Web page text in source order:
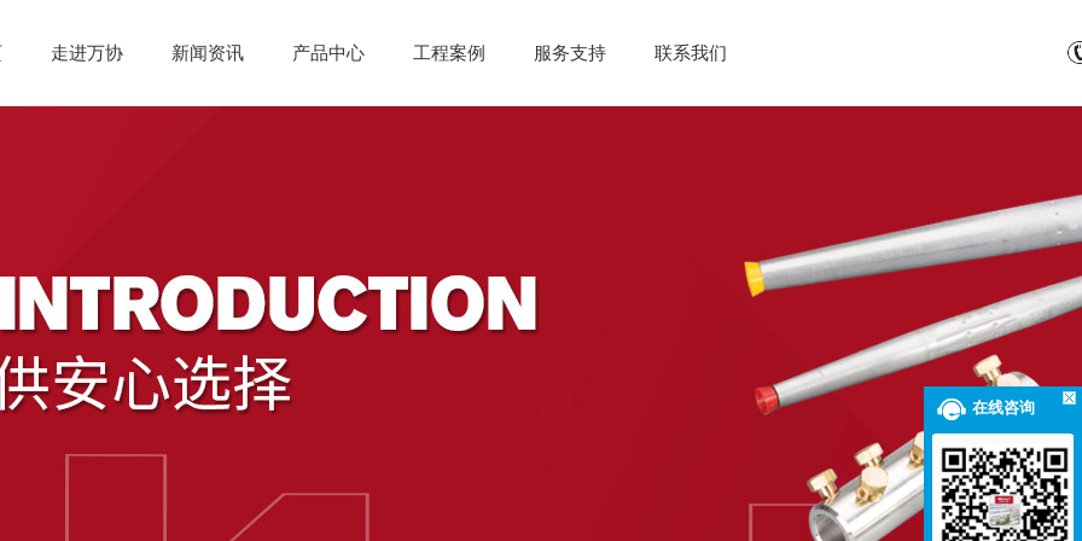
走进万协 新闻资讯 产品中心 工程案例 服务支持 联系我们
在线咨询